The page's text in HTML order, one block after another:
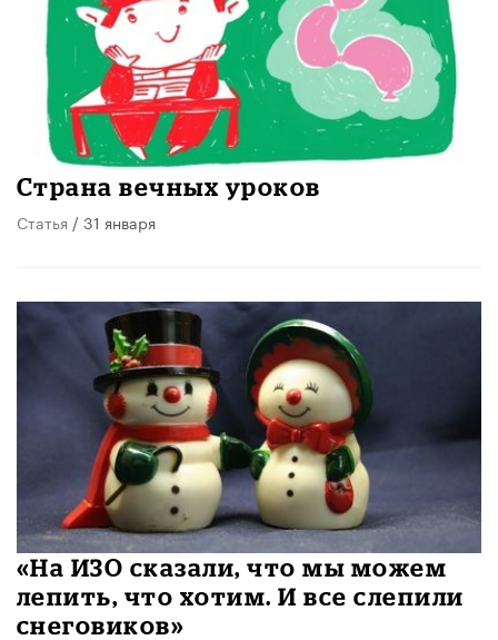
Страна вечных уроков
Статья / 31 января
«На ИЗО сказали, что мы можем
лепить, что хотим. И все слепили
снеговиков»